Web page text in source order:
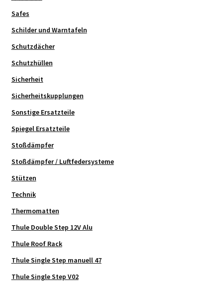
Safes
Schilder und Warntafeln
Schutzdächer
Schutzhüllen
Sicherheit
Sicherheitskupplungen
Sonstige Ersatzteile
Spiegel Ersatzteile
Stoßdämpfer
Stoßdämpfer / Luftfedersysteme
Stützen
Technik
Thermomatten
Thule Double Step 12V Alu
Thule Roof Rack
Thule Single Step manuell 47
Thule Single Step V02